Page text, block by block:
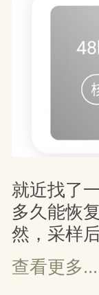
就近找了
多久能恢
然，采样
查看更多...